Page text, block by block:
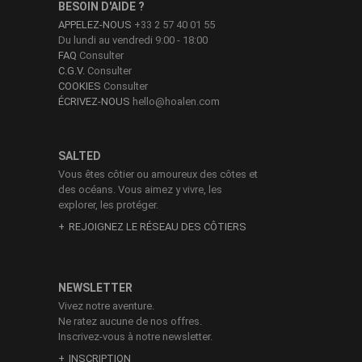
SALTED
Vous êtes côtier ou amoureux des côtes et
des océans. Vous aimez y vivre, les
explorer, les protéger.
REJOIGNEZ LE RÉSEAU DES CÔTIERS
BESOIN D'AIDE ?
APPELEZ-NOUS +33 2 57 40 01 55
Du lundi au vendredi 9:00 - 18:00
FAQ Consulter
C.G.V. Consulter
COOKIES Consulter
ÉCRIVEZ-NOUS hello@hoalen.com
NEWSLETTER
Vivez notre aventure.
Ne ratez aucune de nos offres.
Inscrivez-vous à notre newsletter.
INSCRIPTION